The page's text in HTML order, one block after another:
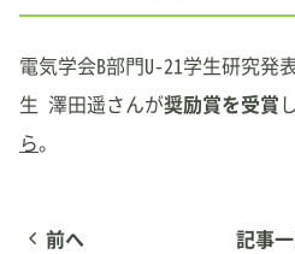
活動報告
紹介動画
応募要項
電気学会B部門U-21学生研究発
生 澤田遥さんが奨励賞を受賞
ら。
記事
前へ